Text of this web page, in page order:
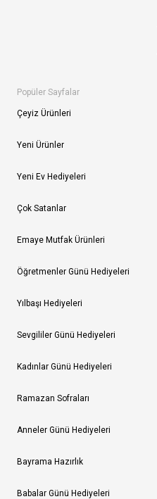
Popüler Sayfalar
Çeyiz Ürünleri
Yeni Ürünler
Yeni Ev Hediyeleri
Çok Satanlar
Emaye Mutfak Ürünleri
Öğretmenler Günü Hediyeleri
Yılbaşı Hediyeleri
Sevgililer Günü Hediyeleri
Kadınlar Günü Hediyeleri
Ramazan Sofraları
Anneler Günü Hediyeleri
Bayrama Hazırlık
Babalar Günü Hediyeleri